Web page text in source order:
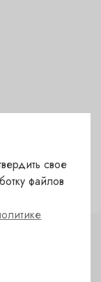
свое
файлов